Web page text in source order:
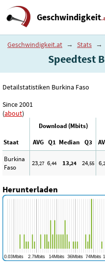
Geschwindigkeit
Geschwindigkeit.at → Stats →
Speedtest
Detailstatistiken Burkina Faso
Since 2001
(about)
Download (Mbits)
Staat
AVG Q1 Median Q3
Burkina
Faso
23,27 6,44 13,24 24,55 6
Herunterladen